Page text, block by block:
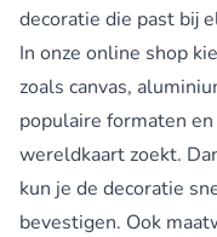
decoratie die past bij
In onze online shop
zoals canvas,
populaire formaten
wereldkaart zoekt.
kun je de decoratie
bevestigen. Ook